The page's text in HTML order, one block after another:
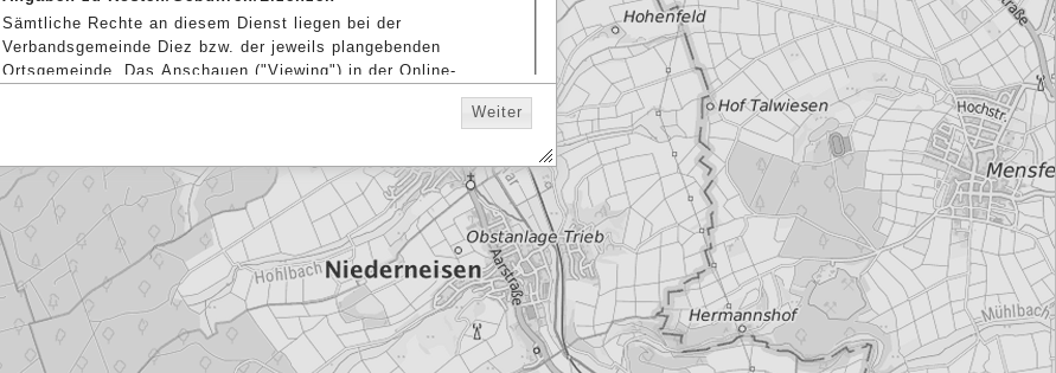
Sämtliche Rechte an diesem Dienst liegen bei der
Verbandsgemeinde Diez bzw. der jeweils plangebenden
Ortsgemeinde. Das Anschauen ("Viewing") in der Online-
verbindlich sind ausschließlich die Originalpläne, die in den
werden können.
WMS TopPlusOpen
Beschränkungen des öffentlichen Zugangs
Es gelten keine Zugriffsbeschränkungen
Angaben zu Kosten/Gebühren/Lizenzen
Lizenz:
Weiter